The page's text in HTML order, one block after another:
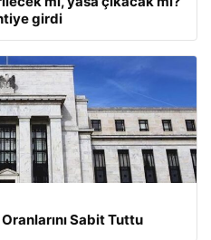
girdi
Sabit Tuttu